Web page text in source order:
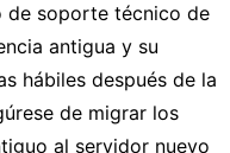
de soporte técnico de
antigua y su
hábiles después de la
de migrar los
al servidor nuevo